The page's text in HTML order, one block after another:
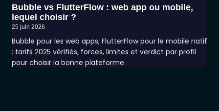
Bubble vs FlutterFlow : web app ou mobile,
lequel choisir ?
25 juin 2026
Bubble pour les web apps, FlutterFlow pour le mobile natif
: tarifs 2025 vérifiés, forces, limites et verdict par profil
pour choisir la bonne plateforme.